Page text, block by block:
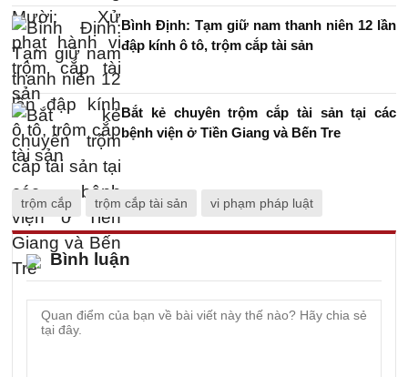
Bình Định: Tạm giữ nam thanh niên 12 lần
đập kính ô tô, trộm cắp tài sản
Bắt kẻ chuyên trộm cắp tài sản tại các
bệnh viện ở Tiền Giang và Bến Tre
trộm cắp trộm cắp tài sản vi phạm pháp luật
Bình luận